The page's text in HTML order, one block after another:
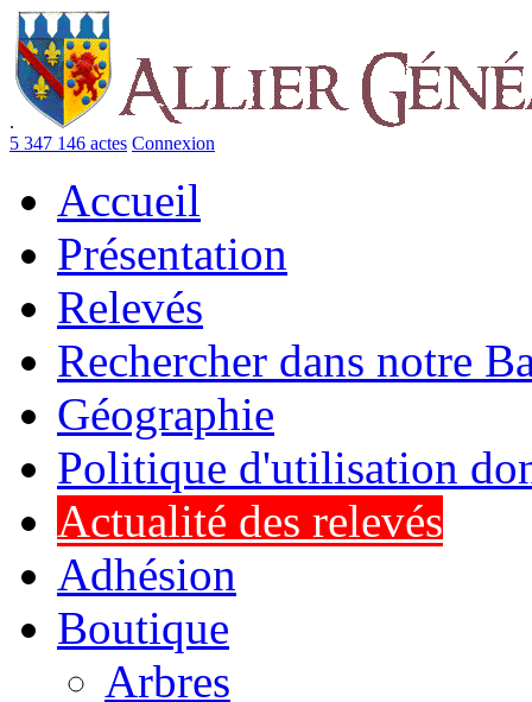
.
5 347 146 actes Connexion
Accueil
Présentation
Relevés
Rechercher dans notre
Géographie
Politique d'utilisation
Actualité des relevés
Adhésion
Boutique
Arbres